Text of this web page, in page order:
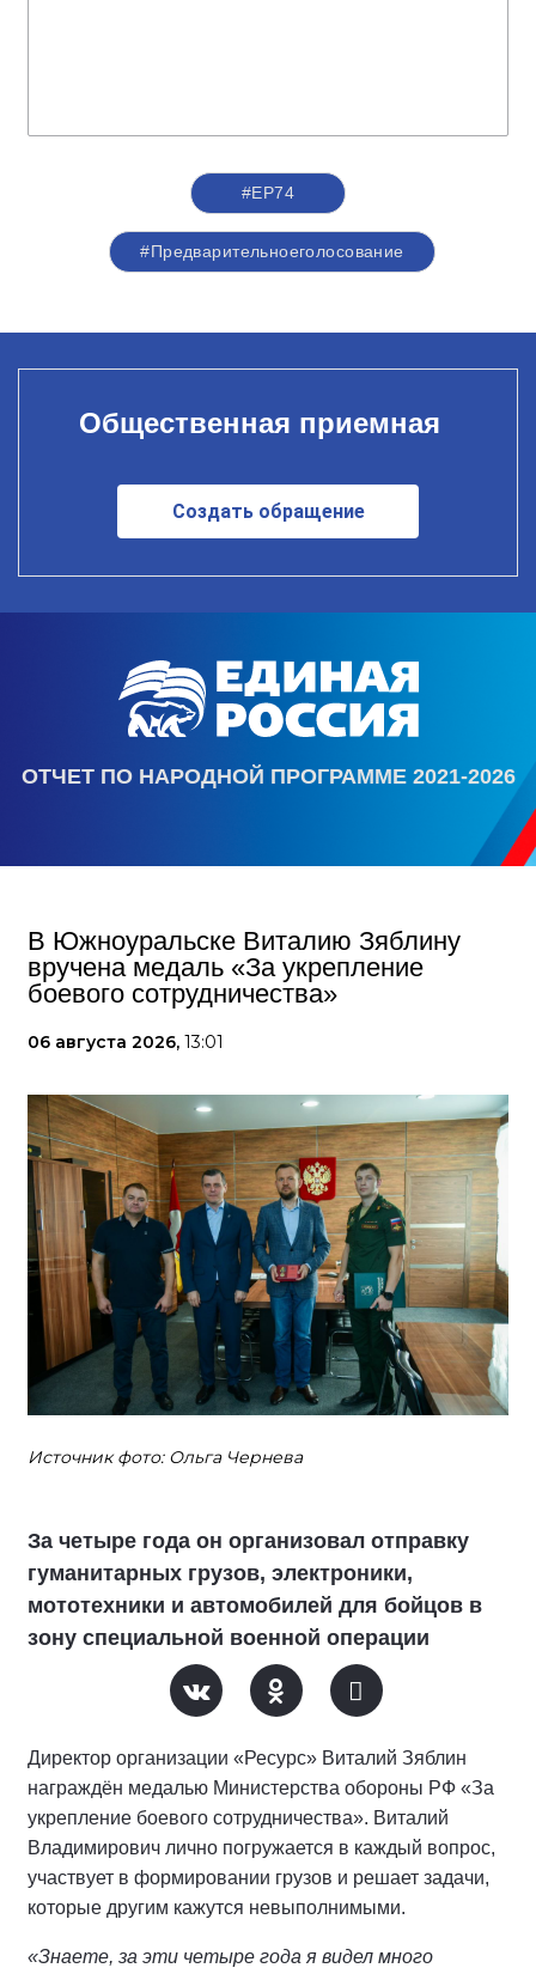
#ЕР74
#Предварительноеголосование
Общественная приемная
Создать обращение
ОТЧЕТ ПО НАРОДНОЙ ПРОГРАММЕ 2021-2026
В Южноуральске Виталию Зяблину
вручена медаль «За укрепление
боевого сотрудничества»
06 августа 2026, 13:01
Источник фото: Ольга Чернева
За четыре года он организовал отправку
гуманитарных грузов, электроники,
мототехники и автомобилей для бойцов в
зону специальной военной операции
Директор организации «Ресурс» Виталий Зяблин
награждён медалью Министерства обороны РФ «За
укрепление боевого сотрудничества». Виталий
Владимирович лично погружается в каждый вопрос,
участвует в формировании грузов и решает задачи,
которые другим кажутся невыполнимыми.
«Знаете, за эти четыре года я видел много